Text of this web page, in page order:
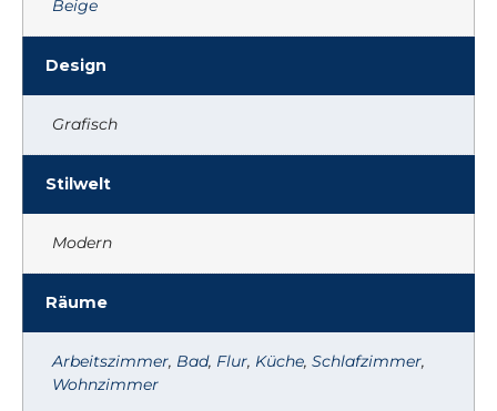
Beige
Design
Grafisch
Stilwelt
Modern
Räume
Arbeitszimmer, Bad, Flur, Küche, Schlafzimmer,
Wohnzimmer